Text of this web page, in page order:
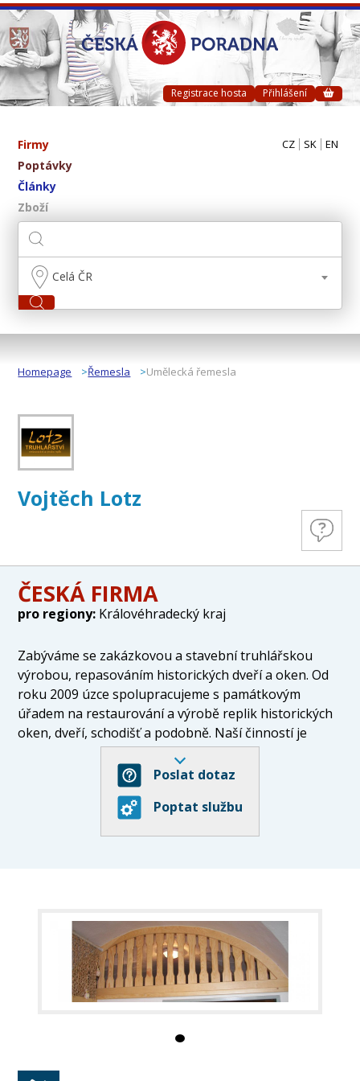
Registrace hosta Přihlášení
Firmy
Poptávky
Články
Zboží
CZ SK EN
Celá ČR
Homepage Řemesla Umělecká řemesla
Vojtěch Lotz
ČESKÁ FIRMA
pro regiony: Královéhradecký kraj
Zabýváme se zakázkovou a stavební truhlářskou
výrobou, repasováním historických dveří a oken. Od
roku 2009 úzce spolupracujeme s památkovým
úřadem na restaurování a výrobě replik historických
oken, dveří, schodišť a podobně. Naší činností je
klasická řemeslná práce, a to ýroba stolů, oken, dveří,
postelí, schodů. nábytku a dalších a dále speciálních
činností, jako jsou řezby, pergoly, výroba replik,
školní nábytek a restaurátorské práce.
speciální práce (řezby, pergoly, výroba replik, školní
nábytek, restaurátorské práce)
Naši výrobní firmu najdete v Trutnově na ulici
Poslat dotaz
Poptat službu